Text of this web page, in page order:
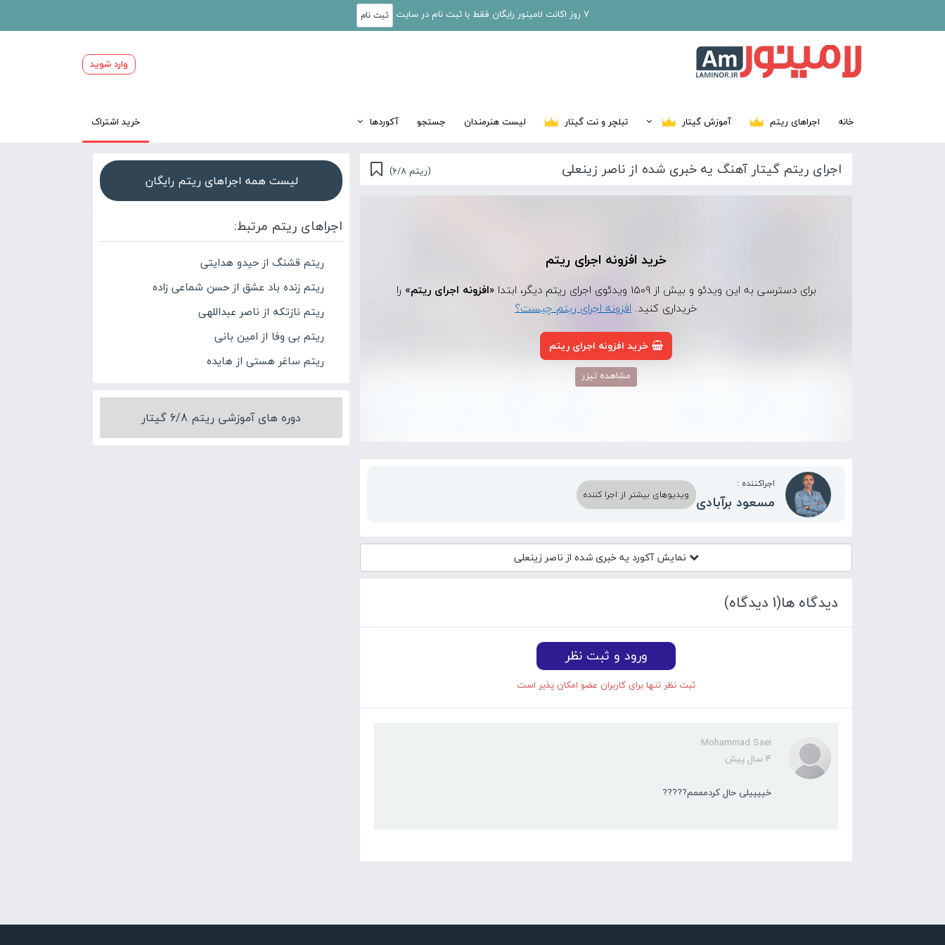
7 روز اکانت لامینور رایگان فقط با ثبت نام در سایت ثبت نام
وارد شوید
خانه اجراهای ریتم آموزش گیتار تبلچر و نت گیتار لیست هنرمندان جستجو آکوردها خرید اشتراک
اجرای ریتم گیتار آهنگ یه خبری شده از ناصر زینعلی (ریتم 6/8)
خرید افزونه اجرای ریتم
برای دسترسی به این ویدئو و بیش از 1509 ویدئوی اجرای ریتم دیگر، ابتدا «افزونه اجرای ریتم» را
خریداری کنید. افزونه اجرای ریتم چیست؟
خرید افزونه اجرای ریتم
مشاهده تیزر
اجراکننده :
مسعود برآبادی ویدیوهای بیشتر از اجرا کننده
نمایش آکورد یه خبری شده از ناصر زینعلی
دیدگاه ها(1 دیدگاه)
ورود و ثبت نظر
ثبت نظر تنها برای کاربران عضو امکان پذیر است
Mohammad Saei
4 سال پیش
خییییلی حال کردمممم?????
لیست همه اجراهای ریتم رایگان
اجراهای ریتم مرتبط:
ریتم قشنگ از حیدو هدایتی
ریتم زنده باد عشق از حسن شماعی زاده
ریتم نازتکه از ناصر عبداللهی
ریتم بی وفا از امین بانی
ریتم ساغر هستی از هایده
دوره های آموزشی ریتم 6/8 گیتار